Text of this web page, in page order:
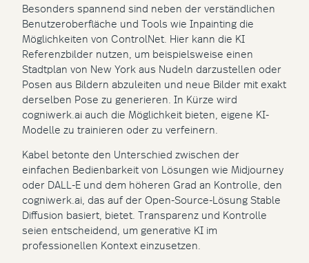
Besonders spannend sind neben der verständlichen
Benutzeroberfläche und Tools wie Inpainting die
Möglichkeiten von ControlNet. Hier kann die KI
Referenzbilder nutzen, um beispielsweise einen
Stadtplan von New York aus Nudeln darzustellen oder
Posen aus Bildern abzuleiten und neue Bilder mit exakt
derselben Pose zu generieren. In Kürze wird
cogniwerk.ai auch die Möglichkeit bieten, eigene KI-
Modelle zu trainieren oder zu verfeinern.
Kabel betonte den Unterschied zwischen der
einfachen Bedienbarkeit von Lösungen wie Midjourney
oder DALL-E und dem höheren Grad an Kontrolle, den
cogniwerk.ai, das auf der Open-Source-Lösung Stable
Diffusion basiert, bietet. Transparenz und Kontrolle
seien entscheidend, um generative KI im
professionellen Kontext einzusetzen.